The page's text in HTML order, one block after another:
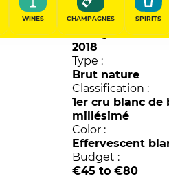
WINES CHAMPAGNES SPIRITS
92/100
Vintage :
2018
Type :
Brut nature
Classification :
1er cru blanc de
millésimé
Color :
Effervescent
Budget :
€45 to €80